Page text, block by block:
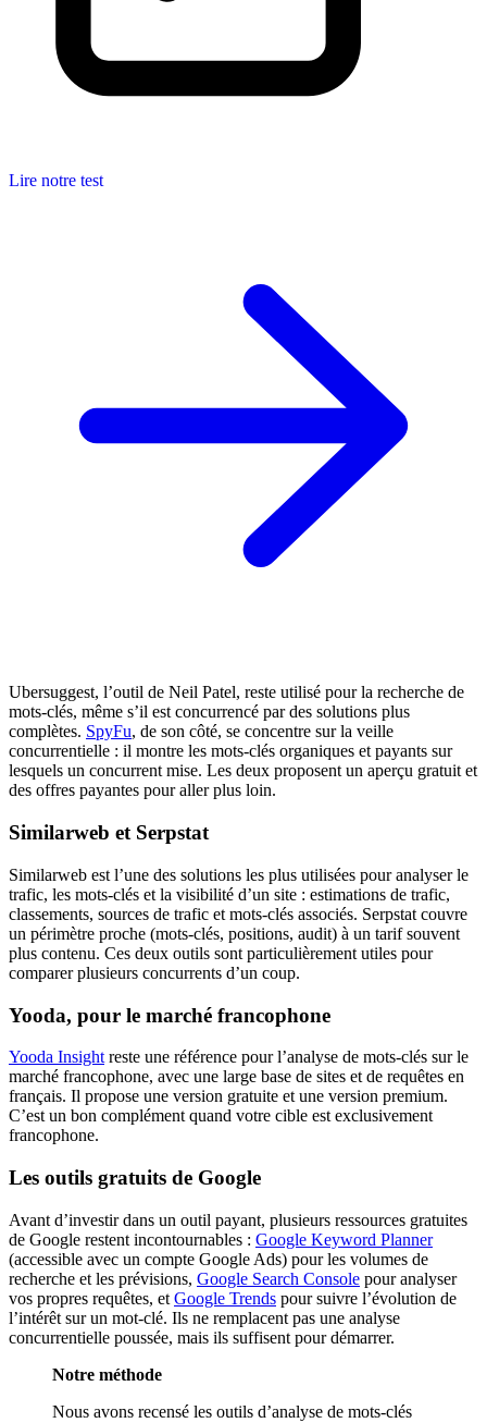
Lire notre test
Ubersuggest, l’outil de Neil Patel, reste utilisé pour la recherche de
mots-clés, même s’il est concurrencé par des solutions plus
complètes. SpyFu, de son côté, se concentre sur la veille
concurrentielle : il montre les mots-clés organiques et payants sur
lesquels un concurrent mise. Les deux proposent un aperçu gratuit et
des offres payantes pour aller plus loin.
Similarweb et Serpstat
Similarweb est l’une des solutions les plus utilisées pour analyser le
trafic, les mots-clés et la visibilité d’un site : estimations de trafic,
classements, sources de trafic et mots-clés associés. Serpstat couvre
un périmètre proche (mots-clés, positions, audit) à un tarif souvent
plus contenu. Ces deux outils sont particulièrement utiles pour
comparer plusieurs concurrents d’un coup.
Yooda, pour le marché francophone
Yooda Insight reste une référence pour l’analyse de mots-clés sur le
marché francophone, avec une large base de sites et de requêtes en
français. Il propose une version gratuite et une version premium.
C’est un bon complément quand votre cible est exclusivement
francophone.
Les outils gratuits de Google
Avant d’investir dans un outil payant, plusieurs ressources gratuites
de Google restent incontournables : Google Keyword Planner
(accessible avec un compte Google Ads) pour les volumes de
recherche et les prévisions, Google Search Console pour analyser
vos propres requêtes, et Google Trends pour suivre l’évolution de
l’intérêt sur un mot-clé. Ils ne remplacent pas une analyse
concurrentielle poussée, mais ils suffisent pour démarrer.
Notre méthode
Nous avons recensé les outils d’analyse de mots-clés